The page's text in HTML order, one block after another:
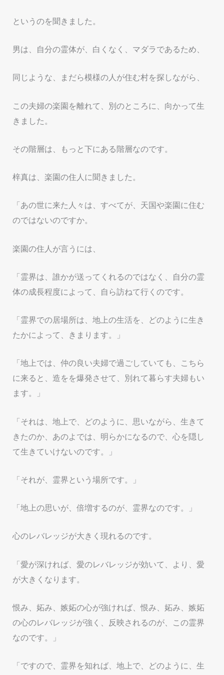
というのを聞きました。
男は、自分の霊体が、白くなく、マダラであるため、
同じような、まだら模様の人が住む村を探しながら、
この夫婦の楽園を離れて、別のところに、向かって生
きました。
その階層は、もっと下にある階層なのです。
梓真は、楽園の住人に聞きました。
「あの世に来た人々は、すべてが、天国や楽園に住む
のではないのですか。
楽園の住人が言うには、
「霊界は、誰かが送ってくれるのではなく、自分の霊
体の成長程度によって、自ら訪ねて行くのです。
「霊界での居場所は、地上の生活を、どのように生き
たかによって、きまります。」
「地上では、仲の良い夫婦で過ごしていても、こちら
に来ると、造をを爆発させて、別れて暮らす夫婦もい
ます。」
「それは、地上で、どのように、思いながら、生きて
きたのか、あのよでは、明らかになるので、心を隠し
て生きていけないのです。」
「それが、霊界という場所です。」
「地上の思いが、倍増するのが、霊界なのです。」
心のレバレッジが大きく現れるのです。
「愛が深ければ、愛のレバレッジが効いて、より、愛
が大きくなります。
恨み、妬み、嫉妬の心が強ければ、恨み、妬み、嫉妬
の心のレバレッジが強く、反映されるのが、この霊界
なのです。」
「ですので、霊界を知れば、地上で、どのように、生